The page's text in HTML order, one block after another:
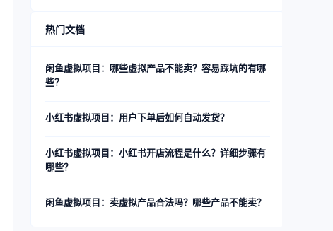
热门文档
闲鱼虚拟项目：哪些虚拟产品不能卖？容易踩坑的有哪
些？
小红书虚拟项目：用户下单后如何自动发货？
小红书虚拟项目：小红书开店流程是什么？详细步骤有
哪些？
闲鱼虚拟项目：卖虚拟产品合法吗？哪些产品不能卖？